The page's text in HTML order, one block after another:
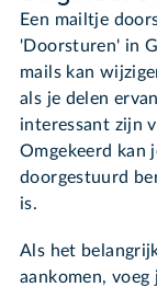
Een mailtje
'Doorsturen' in
mails kan
als je delen
interessant zijn
Omgekeerd kan
doorgestuurd
is.
Als het
aankomen, voeg